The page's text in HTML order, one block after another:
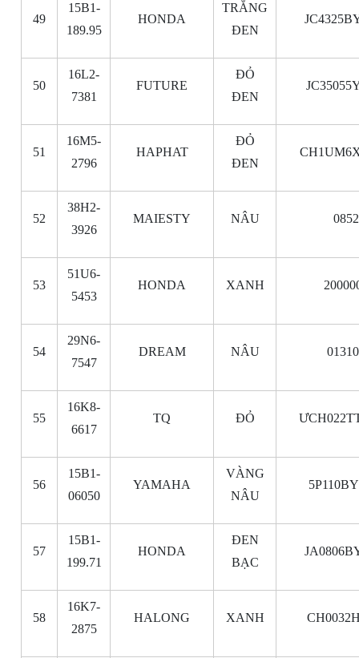
49
15B1-
189.95
HONDA
TRẮNG
ĐEN
50
16L2-
7381
FUTURE
ĐỎ
ĐEN
51
16M5-
2796
HAPHAT
ĐỎ
ĐEN
52
38H2-
3926
MAIESTY NÂU
53
51U6-
5453
HONDA XANH
54
29N6-
7547
DREAM NÂU
55
16K8-
6617
TQ ĐỎ
56
15B1-
06050
YAMAHA
VÀNG
NÂU
57
15B1-
199.71
HONDA
ĐEN
BẠC
58
16K7-
2875
HALONG XANH